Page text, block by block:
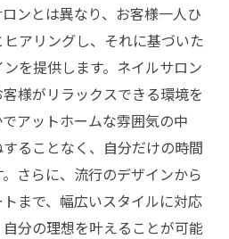
ンとは異なり、お客様一人ひ
アリングし、それに基づいた
を提供します。ネイルサロン
様がリラックスできる環境を
アットホームな雰囲気の中
ることなく、自分だけの時間
さらに、流行のデザインから
まで、幅広いスタイルに対応
分の理想を叶えることが可能